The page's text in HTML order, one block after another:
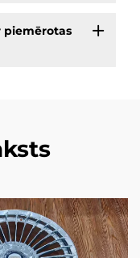
piemērotas